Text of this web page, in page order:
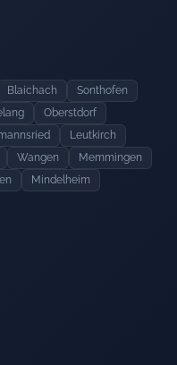
Blaichach
Sonthofen
Oberstdorf
Leutkirch
Wangen
Memmingen
Mindelheim